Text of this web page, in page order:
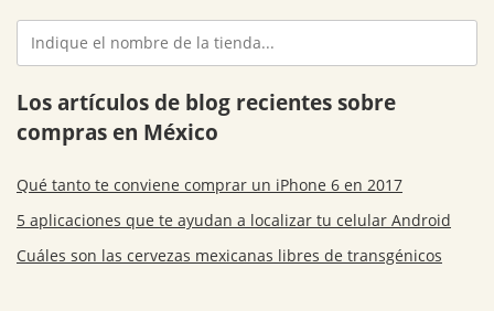
Los artículos de blog recientes sobre
compras en México
Qué tanto te conviene comprar un iPhone 6 en 2017
5 aplicaciones que te ayudan a localizar tu celular Android
Cuáles son las cervezas mexicanas libres de transgénicos